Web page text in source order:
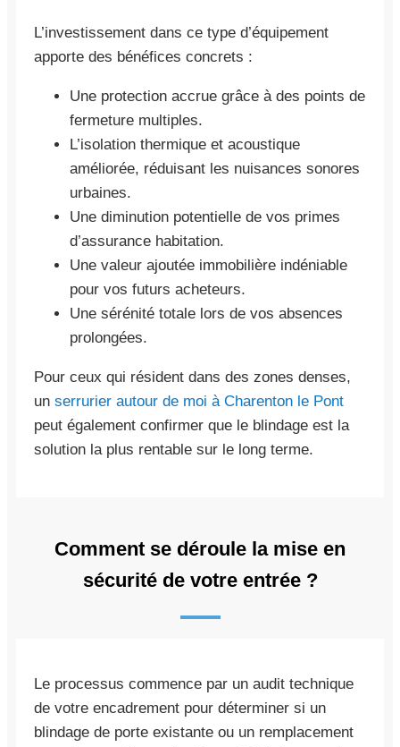
L’investissement dans ce type d’équipement
apporte des bénéfices concrets :
Une protection accrue grâce à des points de
fermeture multiples.
L’isolation thermique et acoustique
améliorée, réduisant les nuisances sonores
urbaines.
Une diminution potentielle de vos primes
d’assurance habitation.
Une valeur ajoutée immobilière indéniable
pour vos futurs acheteurs.
Une sérénité totale lors de vos absences
prolongées.
Pour ceux qui résident dans des zones denses,
un serrurier autour de moi à Charenton le Pont
peut également confirmer que le blindage est la
solution la plus rentable sur le long terme.
Comment se déroule la mise en
sécurité de votre entrée ?
Le processus commence par un audit technique
de votre encadrement pour déterminer si un
blindage de porte existante ou un remplacement